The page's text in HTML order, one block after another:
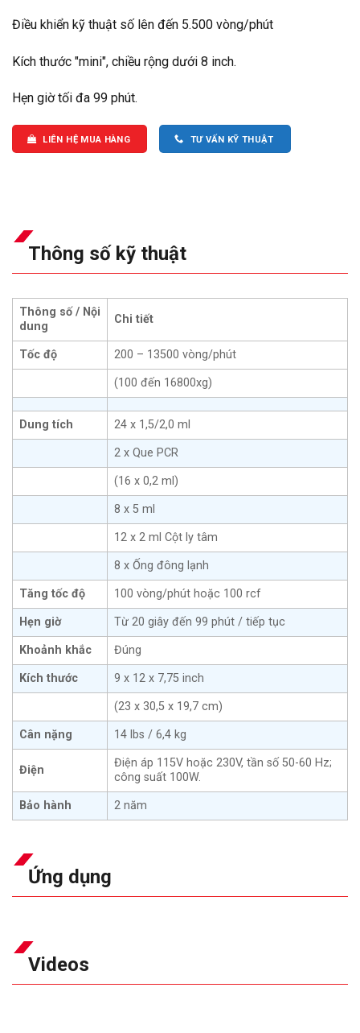
Điều khiển kỹ thuật số lên đến 5.500 vòng/phút
Kích thước "mini", chiều rộng dưới 8 inch.
Hẹn giờ tối đa 99 phút.
LIÊN HỆ MUA HÀNG TƯ VẤN KỸ THUẬT
Thông số kỹ thuật
Thông số / Nội
dung
Chi tiết
Tốc độ 200 – 13500 vòng/phút
(100 đến 16800xg)
Dung tích 24 x 1,5/2,0 ml
2 x Que PCR
(16 x 0,2 ml)
8 x 5 ml
12 x 2 ml Cột ly tâm
8 x Ống đông lạnh
Tăng tốc độ 100 vòng/phút hoặc 100 rcf
Hẹn giờ Từ 20 giây đến 99 phút / tiếp tục
Khoảnh khắc Đúng
Kích thước 9 x 12 x 7,75 inch
(23 x 30,5 x 19,7 cm)
Cân nặng 14 lbs / 6,4 kg
Điện
Điện áp 115V hoặc 230V, tần số 50-60 Hz;
công suất 100W.
Bảo hành 2 năm
Ứng dụng
Videos